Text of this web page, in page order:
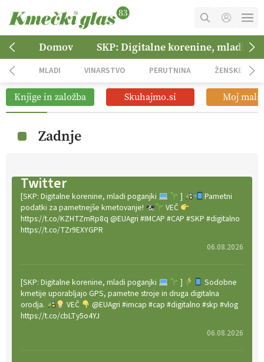
MOJ RAČUN
NAROČITE SE
OGLASNO TRŽENJE
Domov SKP: Digitalne korenine, mladi
MLADI VINARSTVO PERUTNINA ŽENSKE
Knjige in založba Skuhajmo.si Moj mali
Zadnje
Twitter
[SKP: Digitalne korenine, mladi poganjki ]
Pametni
podatki za pametnejše kmetovanje!
VEČ
https://t.co/KZHTZmRp8q @EUAgri #IMCAP #CAP #SKP #digitalno
https://t.co/TZr9EXYGPR
06.08.2026
[SKP: Digitalne korenine, mladi poganjki ]
Sodobne
kmetije uporabljajo GPS, pametne stroje in druga digitalna
orodja.
VEČ
@EUAgri #imcap #cap #digitalno #skp #vlog
https://t.co/cbLTy5o4YJ
06.08.2026